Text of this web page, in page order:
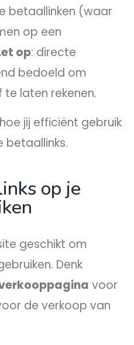
betaallinken (waar
op een
op: directe
bedoeld om
laten rekenen.
jij efficiënt gebruik
betaallinks.
op je
geschikt om
Denk
voor
de verkoop van